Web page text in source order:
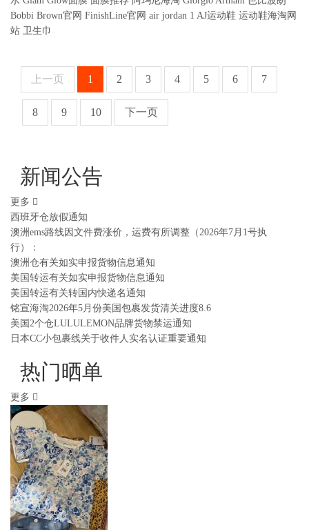
Bobbi Brown官网 FinishLine官网 air jordan 1 AJ运动鞋 运动鞋海淘网
站 卫生巾
上一页 1 2 3 4 5 6 7
8 9 10 下一页
新闻公告
更多
西班牙仓放假通知
澳洲ems路线因文件费涨价，运费有所调整（2026年7月1号执
行）：
澳洲仓有关如实申报货物信息通知
美国转运有关如实申报货物信息通知
美国转运有关转国内快递名通知
铭宣海淘2026年5月份美国包裹发货清关进度8.6
美国2个仓LULULEMON品牌货物禁运通知
日本CC小包裹线关于收件人实名认证重要通知
热门晒单
更多